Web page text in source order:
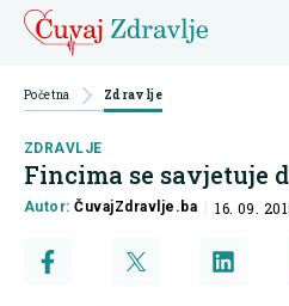
Početna Zdravlje
ZDRAVLJE
Fincima se savjetuje
Autor:ČuvajZdravlje.ba 16. 09.